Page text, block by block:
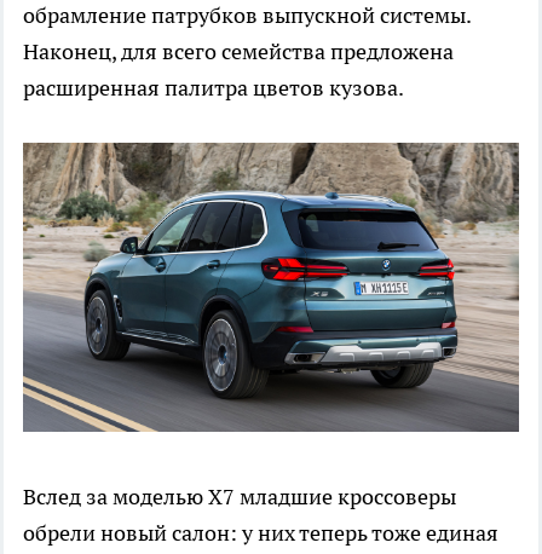
обрамление патрубков выпускной системы.
Наконец, для всего семейства предложена
расширенная палитра цветов кузова.
Вслед за моделью X7 младшие кроссоверы
обрели новый салон: у них теперь тоже единая